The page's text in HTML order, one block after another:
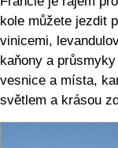
kole můžete jezdit
vinicemi,
kaňony a
vesnice a místa,
světlem a krásou